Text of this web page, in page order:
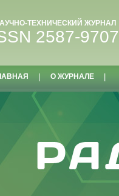
ТЕХНИЧЕСКИЙ ЖУРНАЛ
2587-9707
О ЖУРНАЛЕ